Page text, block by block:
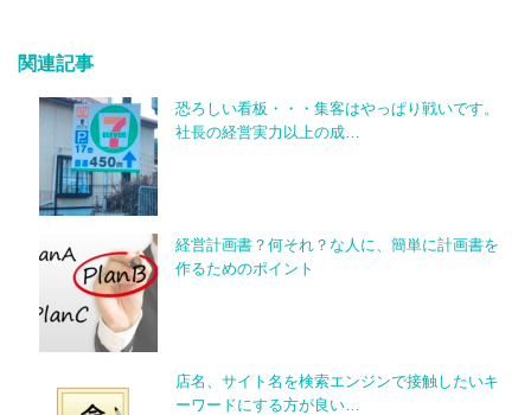
関連記事
恐ろしい看板・・・集客はやっぱり戦いです。
社長の経営実力以上の成…
経営計画書？何それ？な人に、簡単に計画書を
作るためのポイント
店名、サイト名を検索エンジンで接触したいキ
ーワードにする方が良い…